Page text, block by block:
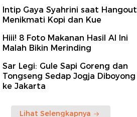
Intip Gaya Syahrini saat Hangout
Menikmati Kopi dan Kue
Hiii! 8 Foto Makanan Hasil AI Ini
Malah Bikin Merinding
Sar Legi: Gule Sapi Goreng dan
Tongseng Sedap Jogja Diboyong
ke Jakarta
Lihat Selengkapnya